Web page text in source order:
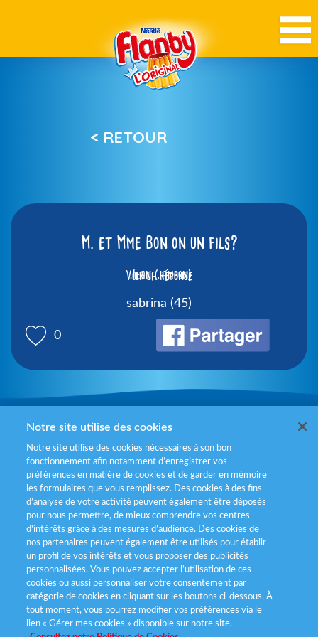
< RETOUR
M. et Mme Bon on un fils?
Voir la réponse
Jean (jambon)
0
sabrina (45)
Mentions légales
Politiques de gestion des cookies
Politique données personnelles
Services consommateurs
Déclaration d’accessibilité
Notre site utilise des cookies
Notre site utilise des cookies nécessaires à son bon
fonctionnement afin notamment d’enregistrer vos
préférences en matière de cookies et de garder en mémoire
les formulaires que vous remplissez. Des cookies à des fins
d’analyse de votre activité peuvent également être déposés
pour nous permettre, de mieux comprendre vos centres
d'intérêts grâce à des mesures d’audience. Des cookies de
nos partenaires peuvent également être utilisés pour établir
un profil de vos intérêts et vous proposer des publicités
personnalisées. Vous pouvez accepter l’utilisation de ces
cookies ou aussi personnaliser votre consentement par
catégorie de cookies en cliquant sur les boutons ci-dessous. À
tout moment, vous pourrez modifier vos préférences via le
lien « Gérer mes cookies » disponible sur notre site.